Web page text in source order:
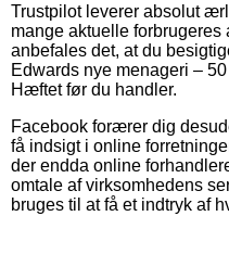
Trustpilot leverer absolut
mange aktuelle forbrugeres
anbefales det, at du
Edwards nye menageri –
Hæftet før du handler.
Facebook forærer dig
få indsigt i online
der endda online
omtale af virksomhedens
bruges til at få et indtryk af